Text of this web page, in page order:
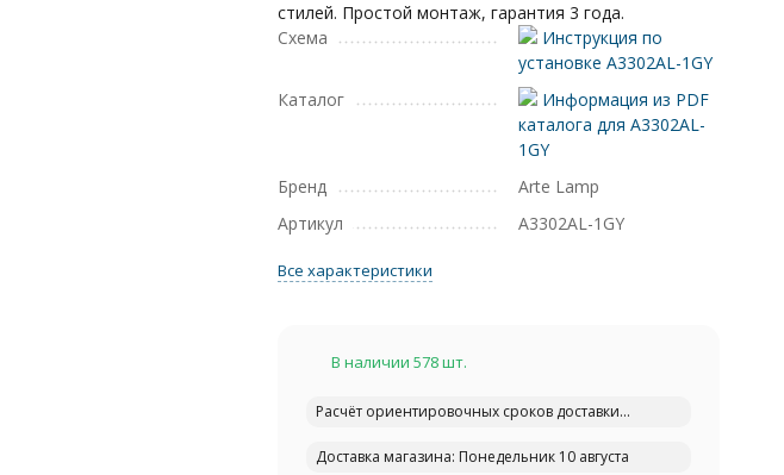
стилей. Простой монтаж, гарантия 3 года.
Схема
Инструкция по
установке A3302AL-1GY
Каталог
Информация из PDF
каталога для A3302AL-
1GY
Бренд
Arte Lamp
Артикул
A3302AL-1GY
Все характеристики
В наличии 578 шт.
Расчёт ориентировочных сроков доставки...
Доставка магазина: Понедельник 10 августа